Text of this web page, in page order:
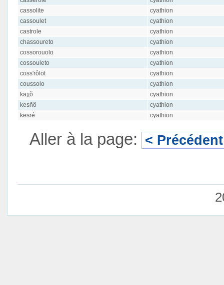
cassolite
cyathion
cassoulet
cyathion
castrole
cyathion
chassoureto
cyathion
cossorouolo
cyathion
cossouleto
cyathion
coss'rôlot
cyathion
coussolo
cyathion
kaχõ
cyathion
kesñõ
cyathion
kesré
cyathion
Aller à la page: < Précédent